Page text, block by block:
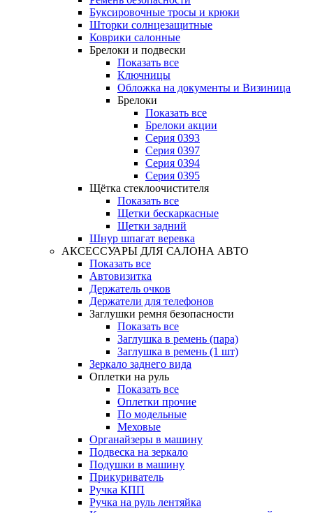
Буксировочные тросы и крюки
Шторки солнцезащитные
Коврики салонные
Брелоки и подвески
Показать все
Ключницы
Обложка на документы и Визиница
Брелоки
Показать все
Брелоки акции
Серия 0393
Серия 0397
Серия 0394
Серия 0395
Щётка стеклоочистителя
Показать все
Щетки бескаркасные
Щетки задний
Шнур шпагат веревка
АКСЕССУАРЫ ДЛЯ САЛОНА АВТО
Показать все
Автовизитка
Держатель очков
Держатели для телефонов
Заглушки ремня безопасности
Показать все
Заглушка в ремень (пара)
Заглушка в ремень (1 шт)
Зеркало заднего вида
Оплетки на руль
Показать все
Оплетки прочиe
По модельные
Меховые
Органайзеры в машину
Подвеска на зеркало
Подушки в машину
Прикуриватель
Ручка КПП
Ручка на руль лентяйка